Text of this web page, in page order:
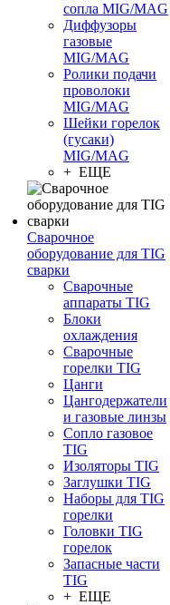
сопла MIG/MAG
Диффузоры
газовые
MIG/MAG
Ролики подачи
проволоки
MIG/MAG
Шейки горелок
(гусаки)
MIG/MAG
+ ЕЩЕ
Сварочное
оборудование для TIG
сварки
Сварочные
аппараты TIG
Блоки
охлаждения
Сварочные
горелки TIG
Цанги
Цангодержатели
и газовые линзы
Сопло газовое
TIG
Изоляторы TIG
Заглушки TIG
Наборы для TIG
горелки
Головки TIG
горелок
Запасные части
TIG
+ ЕЩЕ